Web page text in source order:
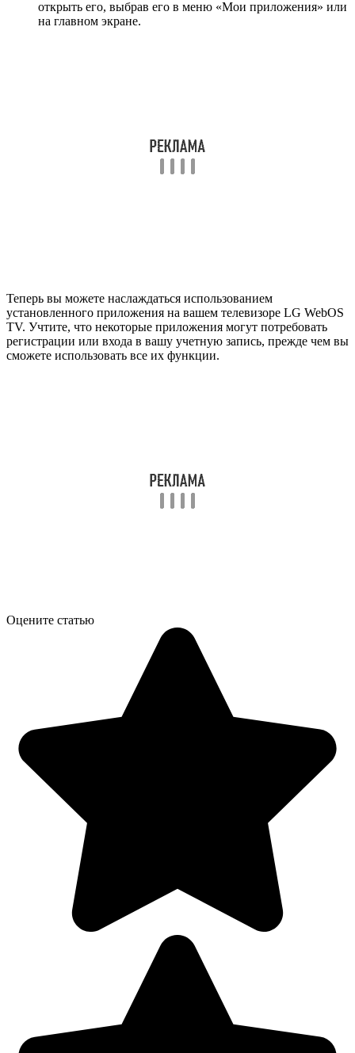
открыть его, выбрав его в меню «Мои приложения» или
на главном экране.
Теперь вы можете наслаждаться использованием
установленного приложения на вашем телевизоре LG WebOS
TV. Учтите, что некоторые приложения могут потребовать
регистрации или входа в вашу учетную запись, прежде чем вы
сможете использовать все их функции.
Оцените статью